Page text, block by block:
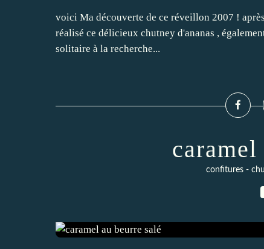
voici Ma découverte de ce réveillon 2007 !
réalisé ce délicieux chutney d'ananas ,
solitaire à la recherche...
caramel
confitures -